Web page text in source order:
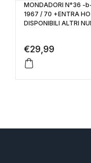
MONDADORI N°36 -b-DEL
1967 / 70 +ENTRA HO
DISPONIBILI ALTRI
€29,99